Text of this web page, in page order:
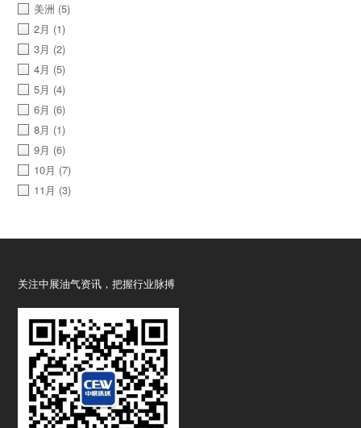
美洲 (5)
2月 (1)
3月 (2)
4月 (5)
5月 (4)
6月 (6)
8月 (1)
9月 (6)
10月 (7)
11月 (3)
关注中展油气资讯，把握行业脉搏